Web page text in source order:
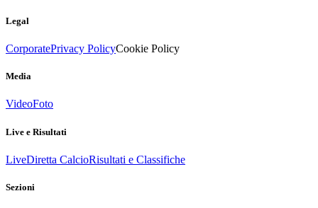
Legal
CorporatePrivacy PolicyCookie Policy
Media
VideoFoto
Live e Risultati
LiveDiretta CalcioRisultati e Classifiche
Sezioni